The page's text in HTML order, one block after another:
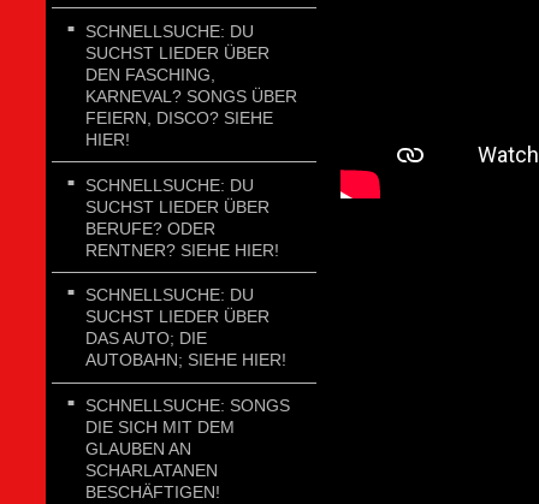
SCHNELLSUCHE: DU
SUCHST LIEDER ÜBER
DEN FASCHING,
KARNEVAL? SONGS ÜBER
FEIERN, DISCO? SIEHE
HIER!
SCHNELLSUCHE: DU
SUCHST LIEDER ÜBER
BERUFE? ODER
RENTNER? SIEHE HIER!
SCHNELLSUCHE: DU
SUCHST LIEDER ÜBER
DAS AUTO; DIE
AUTOBAHN; SIEHE HIER!
SCHNELLSUCHE: SONGS
DIE SICH MIT DEM
GLAUBEN AN
SCHARLATANEN
BESCHÄFTIGEN!